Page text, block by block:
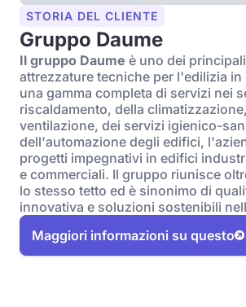
STORIA DEL CLIENTE
Gruppo Daume
Il gruppo Daume è uno dei
attrezzature tecniche per l'edilizia in
una gamma completa di servizi nei
riscaldamento, della
ventilazione, dei servizi igienico-
dell'automazione degli edifici,
progetti impegnativi in edifici
e commerciali. Il gruppo riunisce
lo stesso tetto ed è sinonimo di
innovativa e soluzioni sostenibili
Maggiori informazioni su questo